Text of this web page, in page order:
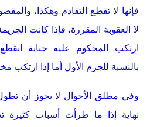
فإنها لا تقطع التقادم وهكذا،
لا العقوبة المقررة، فإذا كانت
ارتكب المحكوم عليه جناية
بالنسبة للجرم الأول أما إذا ارتكب
وفي مطلق الأحوال لا يجوز أن
نهاية إذا ما طرأت أسباب كثيرة